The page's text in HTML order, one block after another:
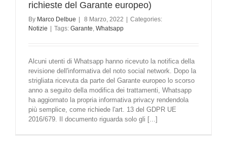
richieste del Garante europeo)
By Marco Delbue 8 Marzo, 2022
Categories:
Notizie
Tags: Garante, Whatsapp
Alcuni utenti di Whatsapp hanno ricevuto la notifica della
revisione dell'informativa del noto social network. Dopo la
strigliata ricevuta da parte del Garante europeo lo scorso
anno a seguito della modifica dei trattamenti, Whatsapp
ha aggiornato la propria informativa privacy rendendola
più semplice, come richiede l'art. 13 del GDPR UE
2016/679. Il documento riguarda solo gli [...]